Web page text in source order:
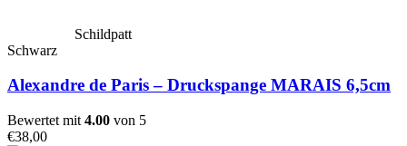
Schildpatt
Schwarz
Alexandre de Paris – Druckspange MARAIS 6,5cm
Bewertet mit 4.00 von 5
€38,00